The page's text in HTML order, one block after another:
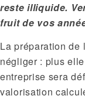
reste illiquide.
fruit de vos
La préparation de
négliger : plus
entreprise sera
valorisation